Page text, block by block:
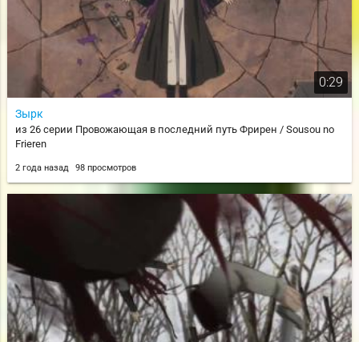
0:29
Зырк
из 26 серии Провожающая в последний путь Фрирен / Sousou no
Frieren
2 года назад 98 просмотров